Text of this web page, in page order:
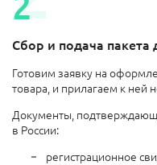
Сбор и подача пакета
Готовим заявку на
товара, и прилагаем к ней
Документы,
в России:
регистрационное